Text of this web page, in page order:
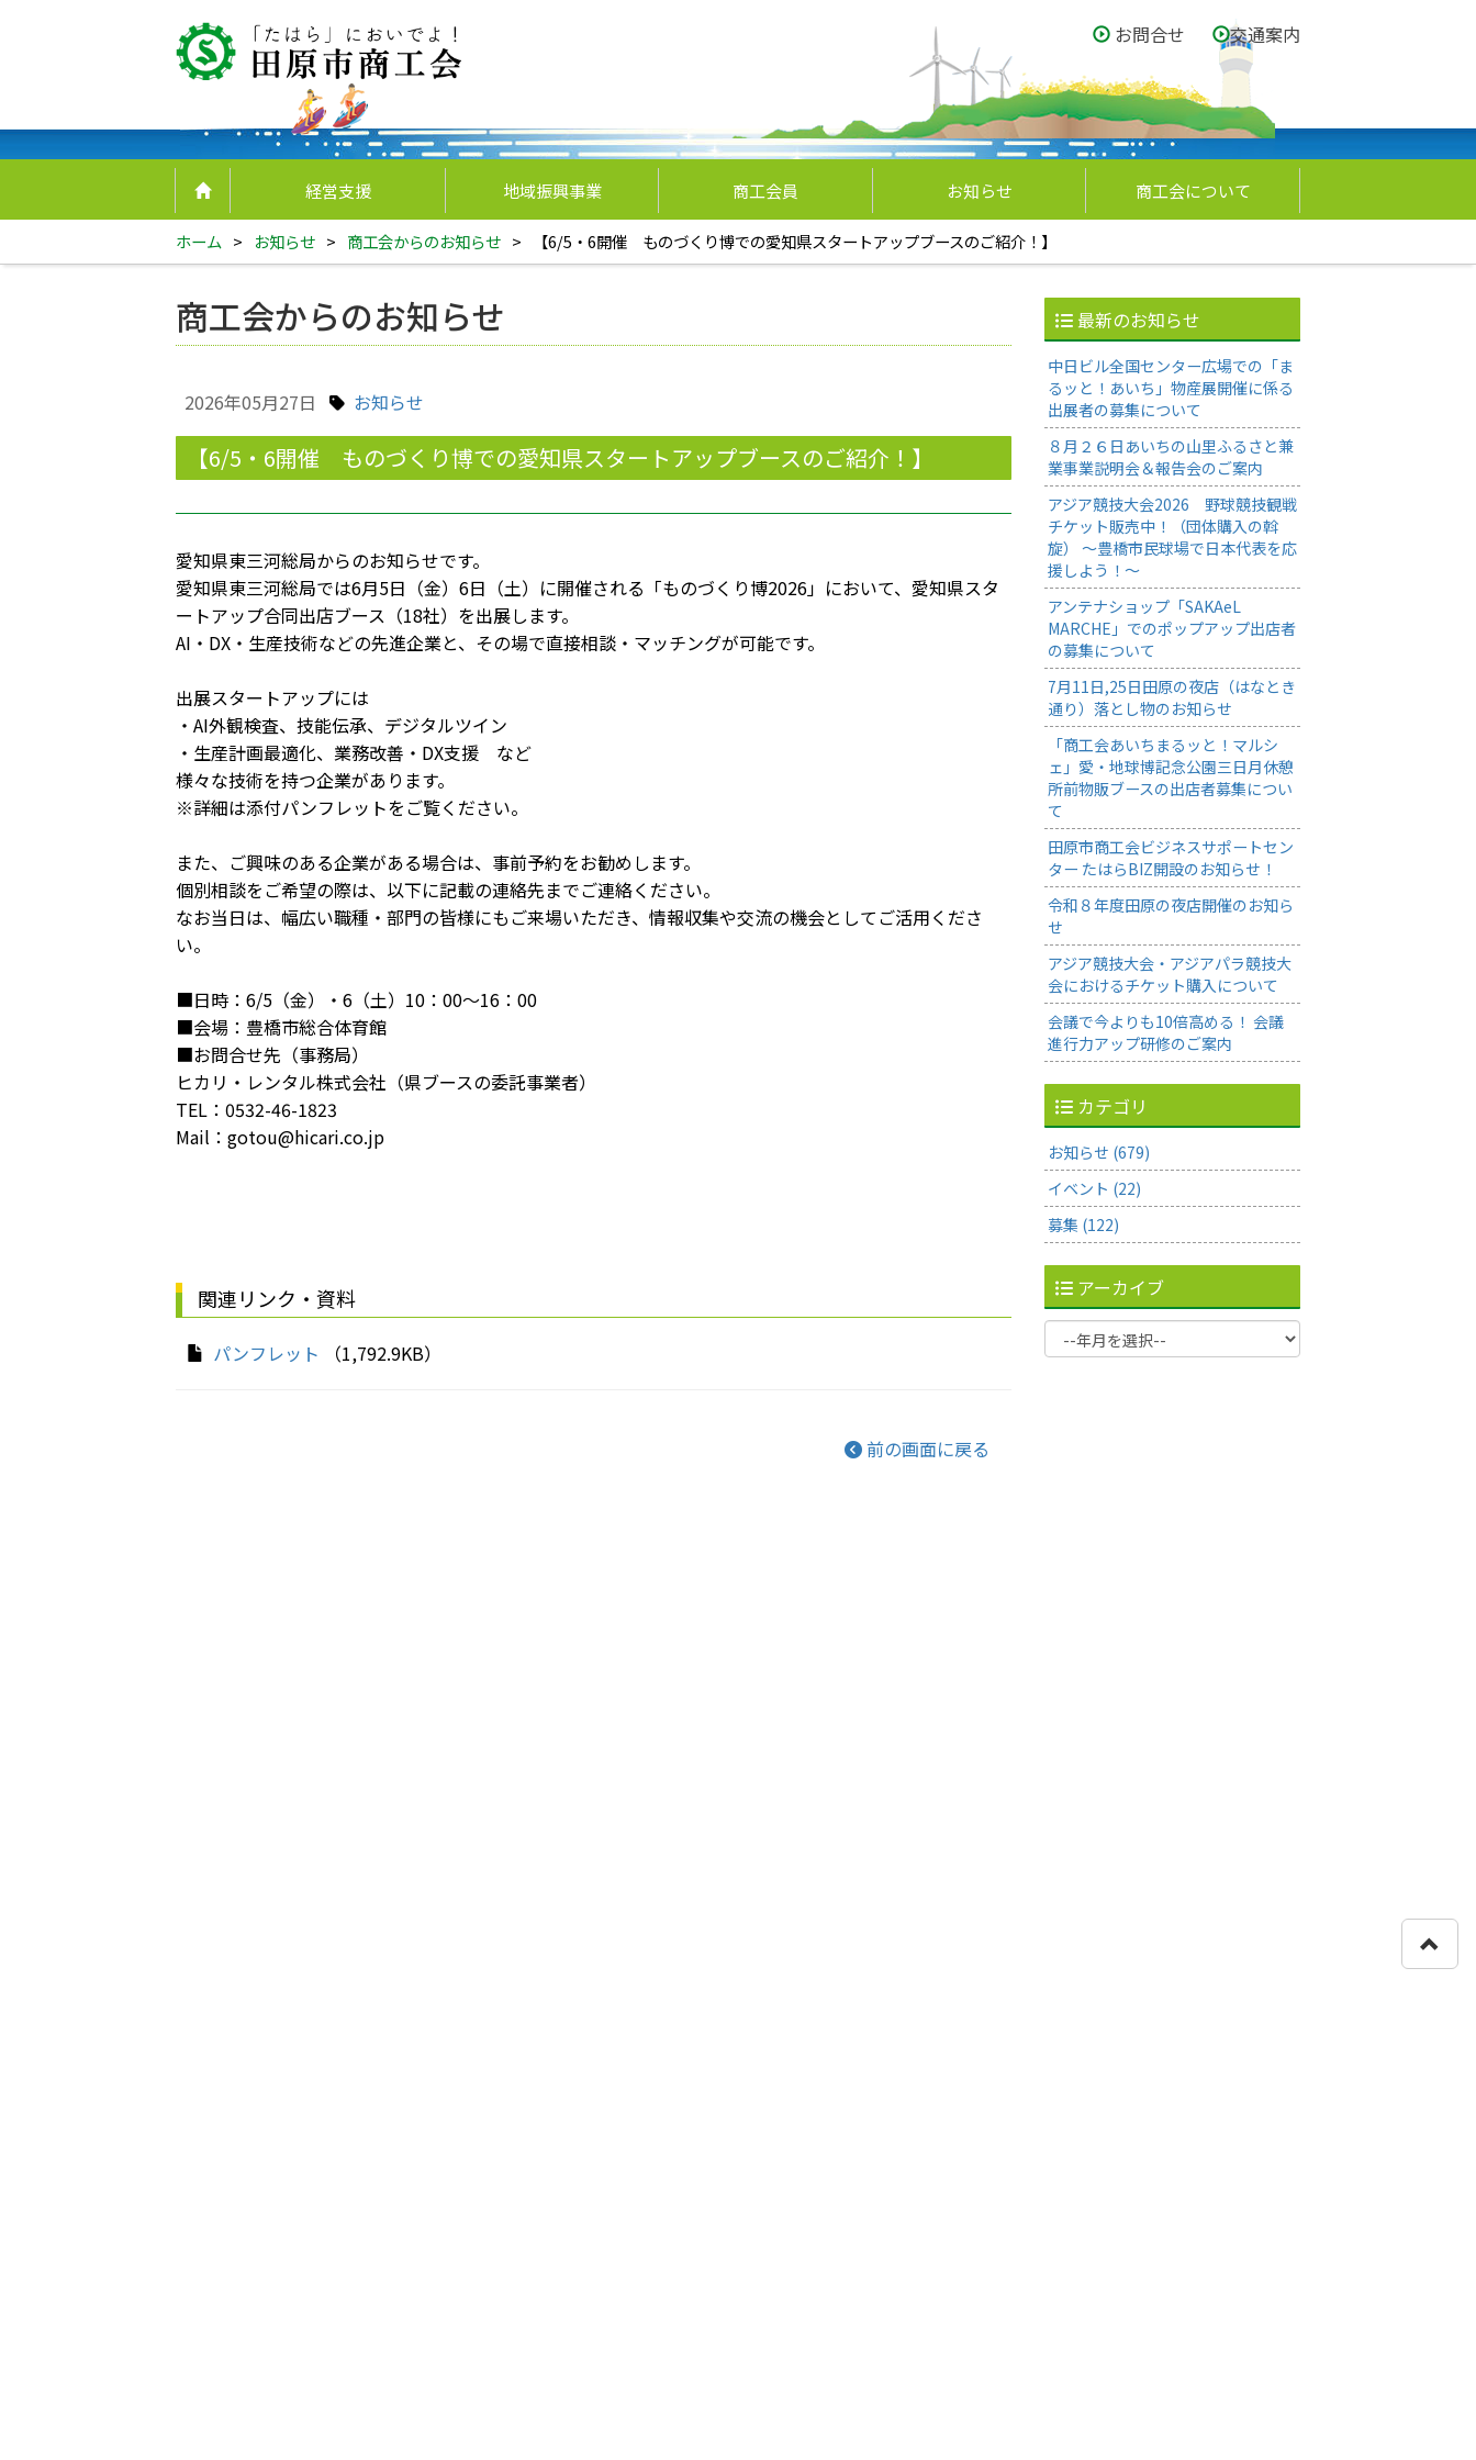
交通案内
お問合せ
経営支援 地域振興事業 商工会員 お知らせ 商工会について
ホーム > お知らせ > 商工会からのお知らせ > 【6/5・6開催 ものづくり博での愛知県スタートアップブースのご紹介！】
商工会からのお知らせ
2026年05月27日 お知らせ
【6/5・6開催 ものづくり博での愛知県スタートアップブースのご紹介！】
愛知県東三河総局からのお知らせです。
愛知県東三河総局では6月5日（金）6日（土）に開催される「ものづくり博2026」において、愛知県スタ
ートアップ合同出店ブース（18社）を出展します。
AI・DX・生産技術などの先進企業と、その場で直接相談・マッチングが可能です。
出展スタートアップには
・AI外観検査、技能伝承、デジタルツイン
・生産計画最適化、業務改善・DX支援 など
様々な技術を持つ企業があります。
※詳細は添付パンフレットをご覧ください。
また、ご興味のある企業がある場合は、事前予約をお勧めします。
個別相談をご希望の際は、以下に記載の連絡先までご連絡ください。
なお当日は、幅広い職種・部門の皆様にもご来場いただき、情報収集や交流の機会としてご活用くださ
い。
■日時：6/5（金）・6（土）10：00～16：00
■会場：豊橋市総合体育館
■お問合せ先（事務局）
ヒカリ・レンタル株式会社（県ブースの委託事業者）
TEL：0532-46-1823
Mail：gotou@hicari.co.jp
関連リンク・資料
パンフレット （1,792.9KB）
前の画面に戻る
最新のお知らせ
中日ビル全国センター広場での「ま
るッと！あいち」物産展開催に係る
出展者の募集について
８月２６日あいちの山里ふるさと兼
業事業説明会＆報告会のご案内
アジア競技大会2026 野球競技観戦
チケット販売中！（団体購入の斡
旋） ～豊橋市民球場で日本代表を応
援しよう！～
アンテナショップ「SAKAeL
MARCHE」でのポップアップ出店者
の募集について
7月11日,25日田原の夜店（はなとき
通り）落とし物のお知らせ
「商工会あいちまるッと！マルシ
ェ」愛・地球博記念公園三日月休憩
所前物販ブースの出店者募集につい
て
田原市商工会ビジネスサポートセン
ター たはらBIZ開設のお知らせ！
令和８年度田原の夜店開催のお知ら
せ
アジア競技大会・アジアパラ競技大
会におけるチケット購入について
会議で今よりも10倍高める！ 会議
進行力アップ研修のご案内
カテゴリ
お知らせ (679)
イベント (22)
募集 (122)
アーカイブ